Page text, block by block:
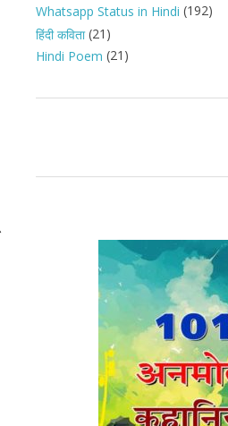
Whatsapp Status in Hindi (192)
हिंदी कविता(21)
Hindi Poem (21)